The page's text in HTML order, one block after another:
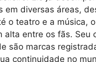
em diversas áreas,
o teatro e a música,
alta entre os fãs. Seu
são marcas
continuidade no